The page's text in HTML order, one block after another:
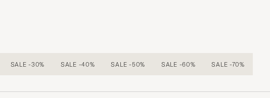
SALE -30% SALE -40% SALE -50% SALE -60% SALE -70%